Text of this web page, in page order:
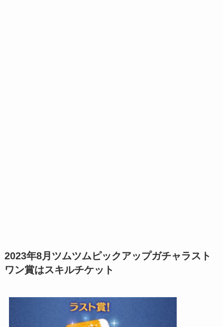
2023年8月ツムツムピックアップガチャラスト
ワン賞はスキルチケット